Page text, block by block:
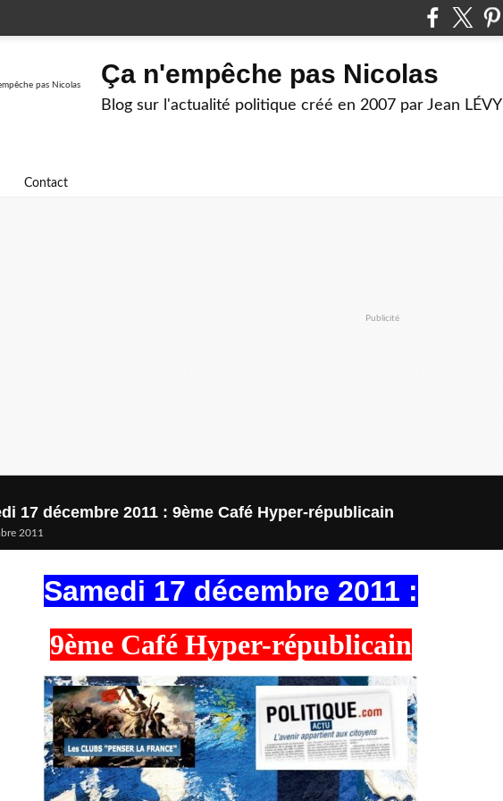
Ça n'empêche pas Nicolas
Blog sur l'actualité politique créé en 2007 par Jean LÉVY
Contact
Publicité
17 décembre 2011 : 9ème Café Hyper-républicain
2011
Samedi 17 décembre 2011 :
9ème Café Hyper-républicain